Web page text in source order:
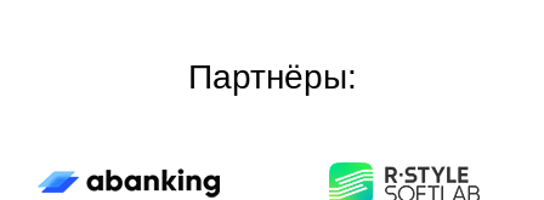
Партнёры: